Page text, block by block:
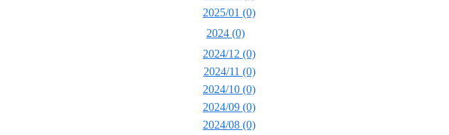
2025/01 (0)
2024 (0)
2024/12 (0)
2024/11 (0)
2024/10 (0)
2024/09 (0)
2024/08 (0)